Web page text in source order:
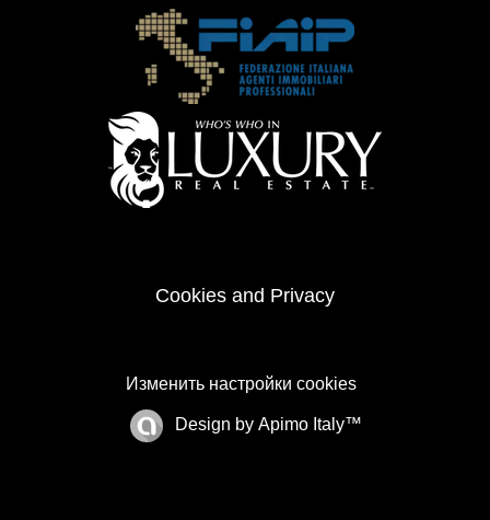
Cookies and Privacy
Изменить настройки cookies
Design by Apimo Italy™